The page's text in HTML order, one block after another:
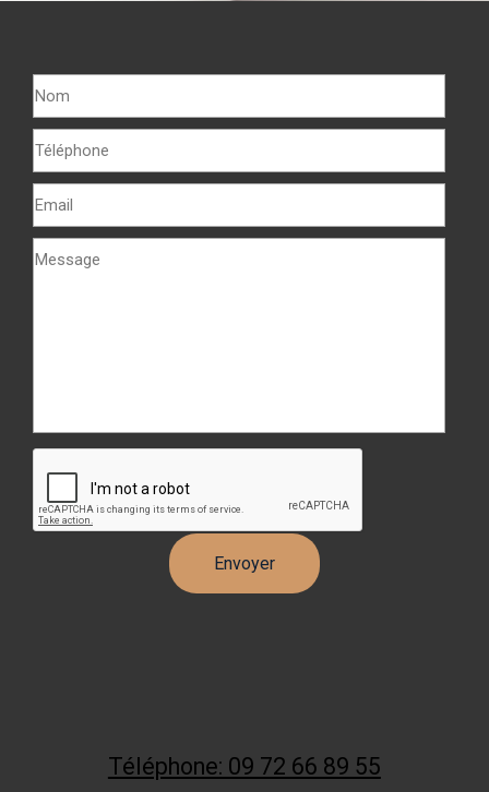
Téléphone: 09 72 66 89 55